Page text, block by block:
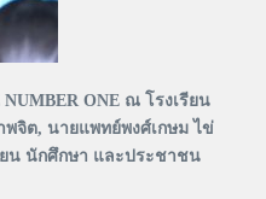
ONE ณ โรงเรียน
จิต, นายแพทย์พงศ์เกษม ไข่
ยน นักศึกษา และประชาชน